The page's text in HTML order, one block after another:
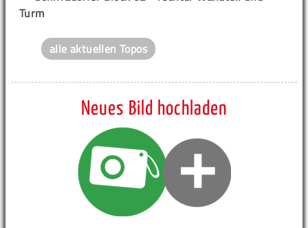
Turm
alle aktuellen Topos
Neues Bild hochladen